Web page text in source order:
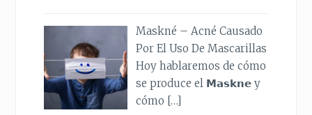
Maskné – Acné Causado
Por El Uso De Mascarillas
Hoy hablaremos de cómo
se produce el 𝗠𝗮𝘀𝗸𝗻𝗲 y
cómo […]